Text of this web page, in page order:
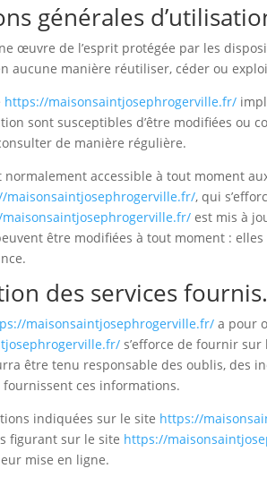
générales
œuvre de l’esprit protégée par les
aucune manière réutiliser, céder ou
https://maisonsaintjosephrogerville.fr/
sont susceptibles d’être modifiées ou
de manière régulière.
normalement accessible à tout moment
maisonsaintjosephrogerville.fr/, qui
est mis à
être modifiées à tout moment :
des services fournis.
maisonsaintjosephrogerville.fr/ a pour
s’efforce de fournir sur
être tenu responsable des oublis, des
ces informations.
indiquées sur le site https://
figurant sur le site https://
mise en ligne.